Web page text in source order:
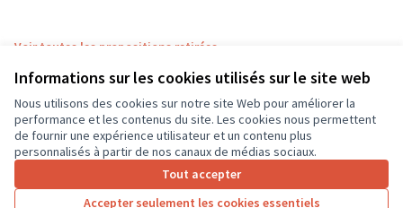
Informations sur les cookies utilisés sur le site web
Nous utilisons des cookies sur notre site Web pour améliorer la
performance et les contenus du site. Les cookies nous permettent
de fournir une expérience utilisateur et un contenu plus
personnalisés à partir de nos canaux de médias sociaux.
Tout accepter
Accepter seulement les cookies essentiels
Voir toutes les propositions retirées
Conditions d'utilisation
Paramètres des cookies
CD37 sur X
(Lien externe)
CD37 sur Facebook
CD37 sur Instagram
CD37 sur YouTube
(Lien externe)